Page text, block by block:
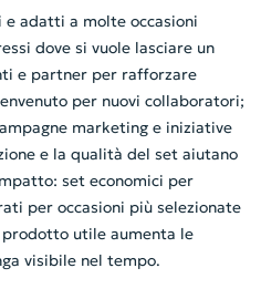
adatti a molte occasioni
dove si vuole lasciare un
e partner per rafforzare
per nuovi collaboratori;
marketing e iniziative
e la qualità del set aiutano
set economici per
per occasioni più selezionate
prodotto utile aumenta le
visibile nel tempo.